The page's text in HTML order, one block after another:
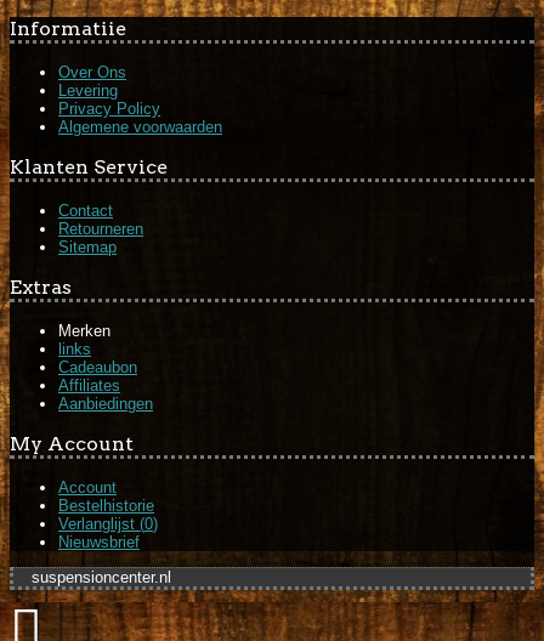
Informatiie
Over Ons
Levering
Privacy Policy
Algemene voorwaarden
Klanten Service
Contact
Retourneren
Sitemap
Extras
Merken
links
Cadeaubon
Affiliates
Aanbiedingen
My Account
Account
Bestelhistorie
Verlanglijst (0)
Nieuwsbrief
suspensioncenter.nl